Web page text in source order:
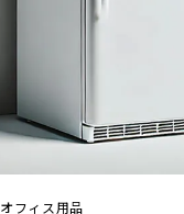
オフィス用品